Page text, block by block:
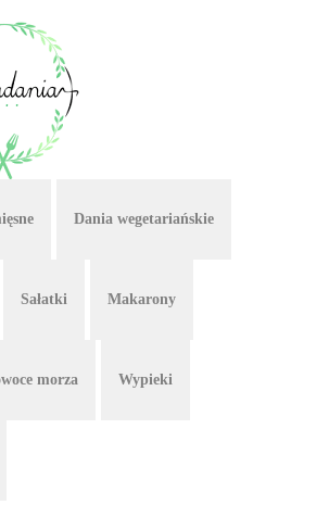
Dania wegetariańskie
Sałatki Makarony
morza Wypieki